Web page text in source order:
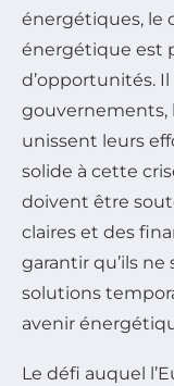
énergétiques, le
énergétique est
d’opportunités.
gouvernements,
unissent leurs
solide à cette
doivent être
claires et des
garantir qu’ils
solutions
avenir
Le défi auquel